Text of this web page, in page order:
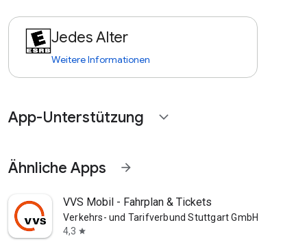
Jedes Alter
Weitere Informationen
App-Unterstützung expand_more
Ähnliche Apps arrow_forward
VVS Mobil - Fahrplan & Tickets
Verkehrs- und Tarifverbund Stuttgart GmbH
4,3 star